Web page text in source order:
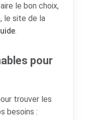
le bon choix,
le site de la
.
pour
trouver les
besoins :